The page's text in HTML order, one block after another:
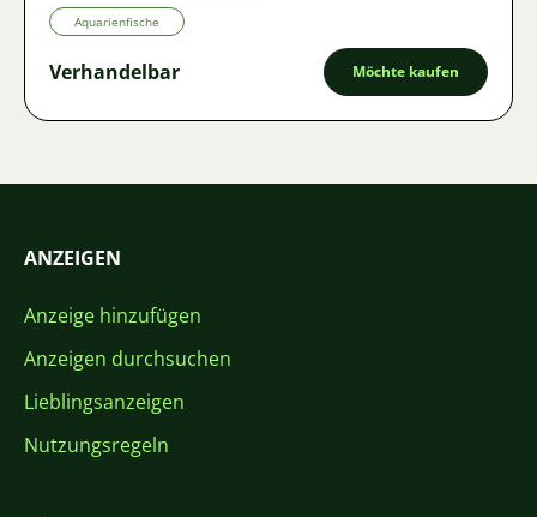
Aquarienfische
Verhandelbar Möchte kaufen
ANZEIGEN
Anzeige hinzufügen
Anzeigen durchsuchen
Lieblingsanzeigen
Nutzungsregeln